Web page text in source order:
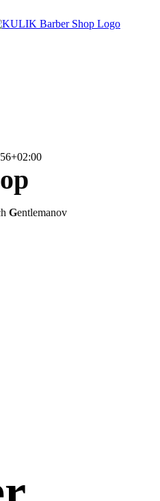
Gentlemanov